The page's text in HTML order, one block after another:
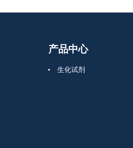
产品中心
生化试剂